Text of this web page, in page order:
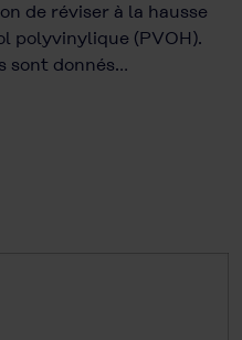
de réviser à la hausse
polyvinylique (PVOH).
sont donnés…